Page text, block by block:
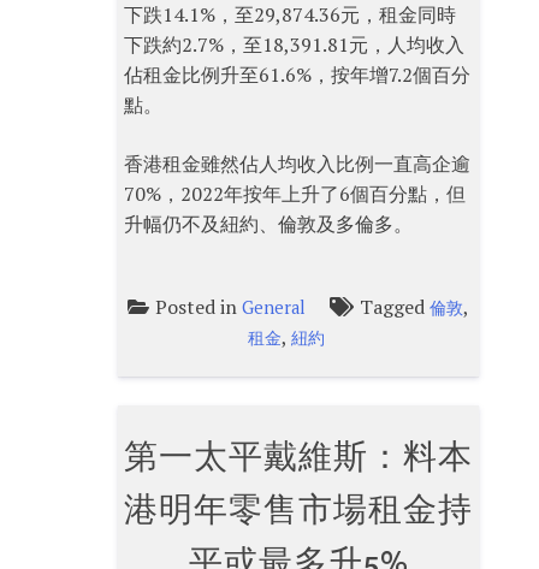
下跌14.1%，至29,874.36元，租金同時
下跌約2.7%，至18,391.81元，人均收入
佔租金比例升至61.6%，按年增7.2個百分
點。
香港租金雖然佔人均收入比例一直高企逾
70%，2022年按年上升了6個百分點，但
升幅仍不及紐約、倫敦及多倫多。
Posted inGeneral Tagged倫敦,
租金,紐約
第一太平戴維斯：料本
港明年零售市場租金持